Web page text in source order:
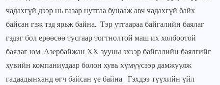
чадахгүй дээр нь газар нутгаа буцааж авч чадахгүй байх
байсан гэж тэд ярьж байна. Тэр утгаараа байгалийн баялаг
гэдэг бол ерөөсөө тусгаар тогтнолтой маш их холбоотой
баялаг юм. Азербайжан ХХ зууны эхээр байгалийн баялгийг
хувийн компаниудаар болон хувь хүмүүсээр дамжуулж
гадаадынханд өгч байсан үе байна. Гэхдээ түүхийн үйл